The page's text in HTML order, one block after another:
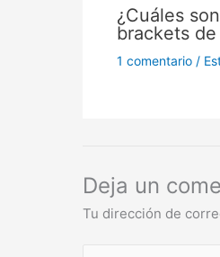
¿Cuáles
brackets
1 comentario /
Deja un
Tu dirección de